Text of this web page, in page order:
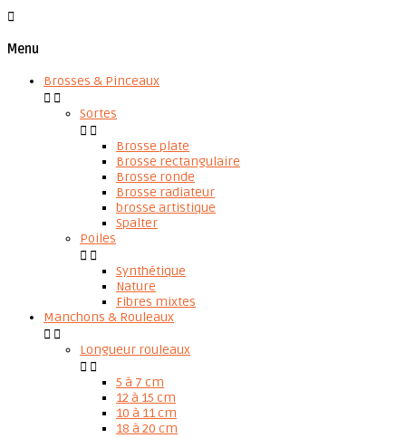

Menu
Brosses & Pinceaux
 
Sortes
 
Brosse plate
Brosse rectangulaire
Brosse ronde
Brosse radiateur
brosse artistique
Spalter
Poiles
 
Synthétique
Nature
Fibres mixtes
Manchons & Rouleaux
 
Longueur rouleaux
 
5 à 7 cm
12 à 15 cm
10 à 11 cm
18 à 20 cm